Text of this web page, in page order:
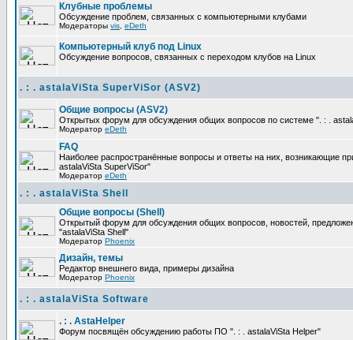
Клубные проблемы
Обсуждение проблем, связанных с компьютерными клубами
Модераторы vis eDeth
Компьютерный клуб под Linux
Обсуждение вопросов, связанных с переходом клубов на Linux
. : . astalaViSta SuperViSor (ASV2)
Общие вопросы (ASV2)
Открытых форум для обсуждения общих вопросов по системе ". : .
Модератор eDeth
FAQ
Наиболее распространённые вопросы и ответы на них, возникающие
astalaViSta SuperViSor"
Модератор eDeth
. : . astalaViSta Shell
Общие вопросы (Shell)
Открытый форум для обсуждения общих вопросов, новостей,
"astalaViSta Shell"
Модератор Phoenix
Дизайн, темы
Редактор внешнего вида, примеры дизайна
Модератор Phoenix
. : . astalaViSta Software
. : . AstaHelper
Форум посвящён обсуждению работы ПО ". : . astalaViSta Helper"